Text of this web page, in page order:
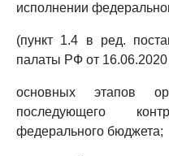
исполнении
(пункт 1.4 в ред.
палаты РФ от
основных этапов
последующего
федерального бюджета;